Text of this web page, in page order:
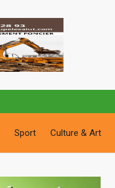
Sport Culture & Art